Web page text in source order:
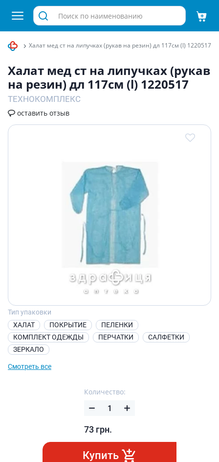
Халат мед ст на липучках (рукав на резин) дл 117см (l) 1220517
Халат мед ст на липучках (рукав
на резин) дл 117см (l) 1220517
ТЕХНОКОМПЛЕКС
оставить отзыв
Тип упаковки
ХАЛАТ
ПОКРЫТИЕ
ПЕЛЕНКИ
КОМПЛЕКТ ОДЕЖДЫ
ПЕРЧАТКИ
САЛФЕТКИ
ЗЕРКАЛО
Смотреть все
Количество:
73 грн.
Купить